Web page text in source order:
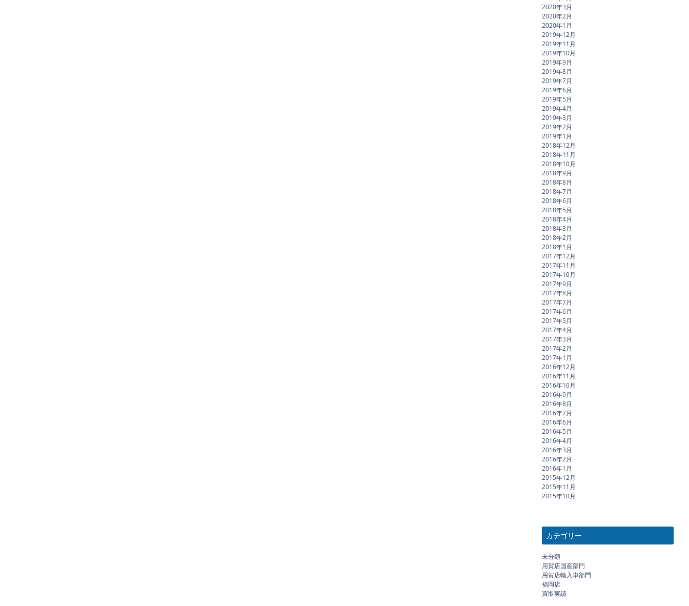
2020年3月
2020年2月
2020年1月
2019年12月
2019年11月
2019年10月
2019年9月
2019年8月
2019年7月
2019年6月
2019年5月
2019年4月
2019年3月
2019年2月
2019年1月
2018年12月
2018年11月
2018年10月
2018年9月
2018年8月
2018年7月
2018年6月
2018年5月
2018年4月
2018年3月
2018年2月
2018年1月
2017年12月
2017年11月
2017年10月
2017年9月
2017年8月
2017年7月
2017年6月
2017年5月
2017年4月
2017年3月
2017年2月
2017年1月
2016年12月
2016年11月
2016年10月
2016年9月
2016年8月
2016年7月
2016年6月
2016年5月
2016年4月
2016年3月
2016年2月
2016年1月
2015年12月
2015年11月
2015年10月
カテゴリー
未分類
用賀店国産部門
用賀店輸入車部門
福岡店
買取実績